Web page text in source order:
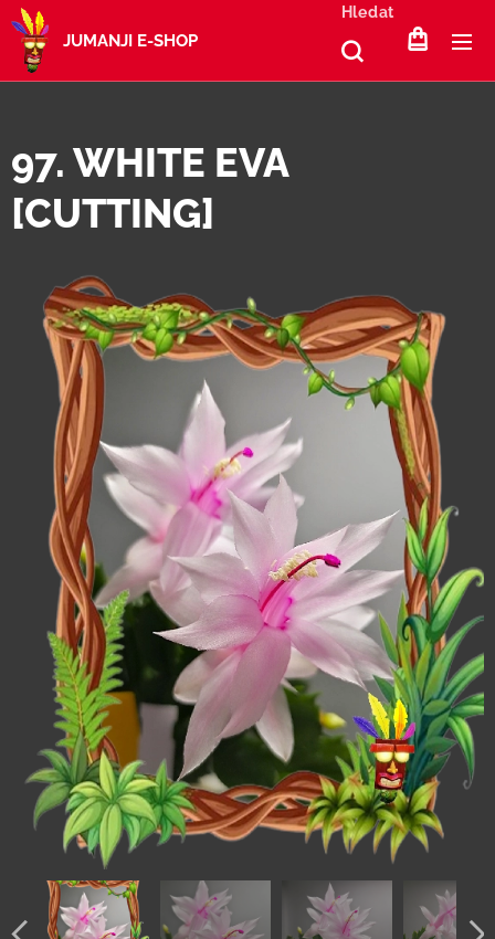
JUMANJI E-SHOP
Hledat
97. WHITE EVA
[CUTTING]